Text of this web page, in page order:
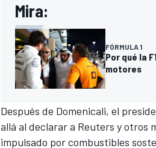
Mira:
FÓRMULA 1
Por qué la
motores
Después de Domenicali, el
allá al declarar a Reuters y otros
impulsado por combustibles